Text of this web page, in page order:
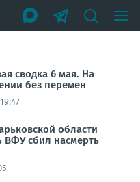
сводка 6 мая. На
без перемен
области
ВФУ сбил насмерть